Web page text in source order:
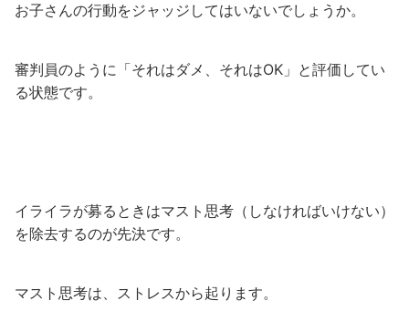
お子さんの行動をジャッジしてはいないでしょうか。
審判員のように「それはダメ、それはOK」と評価してい
る状態です。
イライラが募るときはマスト思考（しなければいけない）
を除去するのが先決です。
マスト思考は、ストレスから起ります。